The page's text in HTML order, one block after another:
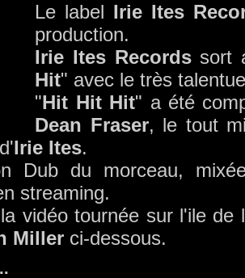
Le label Irie Ites
production.
Irie Ites Recordssort
Hit" avec le très
"Hit Hit Hit" a été
Dean Fraser, le tout
d'Irie Ites.
Dub du morceau,
streaming.
vidéo tournée sur l'ile de
Miller ci-dessous.